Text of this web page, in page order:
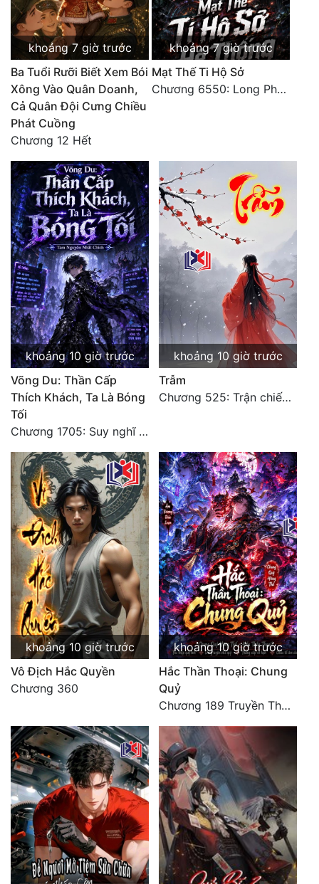
khoảng 7 giờ trước
Ba Tuổi Rưỡi Biết Xem Bói
Xông Vào Quân Doanh,
Cả Quân Đội Cưng Chiều
Phát Cuồng
Chương 12 Hết
khoảng 7 giờ trước
Mạt Thế Ti Hộ Sở
Chương 6550: Long Phượng Thần Trận
khoảng 10 giờ trước
Võng Du: Thần Cấp
Thích Khách, Ta Là Bóng
Tối
Chương 1705: Suy nghĩ sinh tồn của Vô Danh Tuyết!
khoảng 10 giờ trước
Trẫm
Chương 525: Trận chiến tấn công phòng thủ Macao (2)
khoảng 10 giờ trước
Vô Địch Hắc Quyền
Chương 360
khoảng 10 giờ trước
Hắc Thần Thoại: Chung
Quỷ
Chương 189 Truyền Thừa Võ Gia